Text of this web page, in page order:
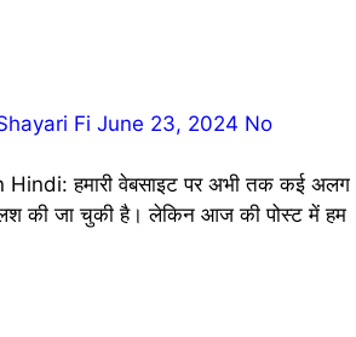
Fi June 23, 2024 No
की जा चुकी है। लेकिन आज की पोस्ट में हम